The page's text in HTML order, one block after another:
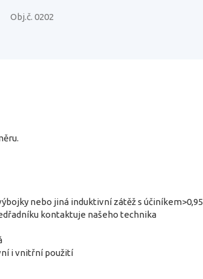
Obj.č. 0202
nebo jiná induktivní zátěž s účiníkem>0,95
kontaktuje našeho technika
i vnitřní použití